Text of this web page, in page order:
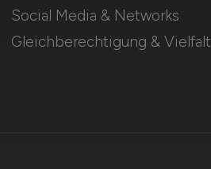
Social Media & Networks
Gleichberechtigung & Vielfalt